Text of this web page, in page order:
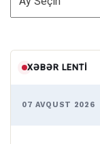
XƏBƏR LENTI
07 AVQUST 2026